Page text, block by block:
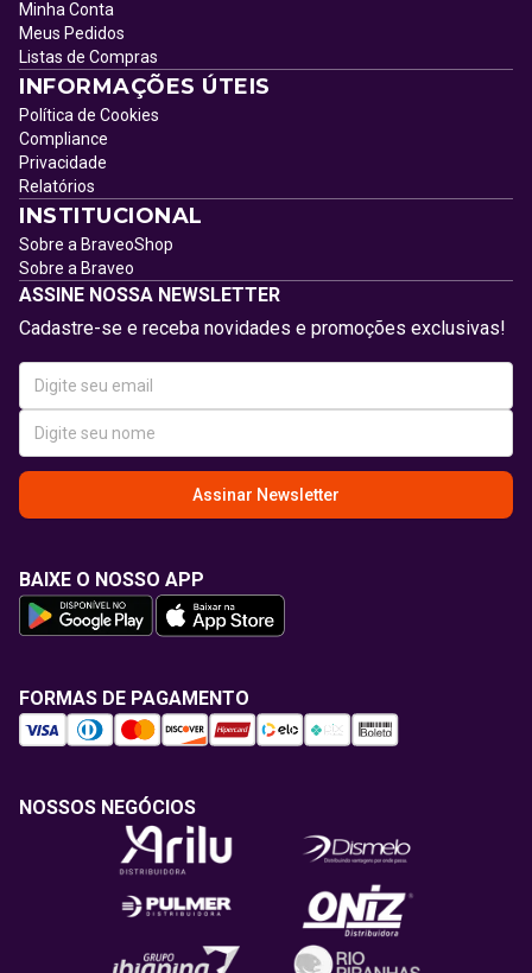
Minha Conta
Meus Pedidos
Listas de Compras
INFORMAÇÕES ÚTEIS
Política de Cookies
Compliance
Privacidade
Relatórios
INSTITUCIONAL
Sobre a BraveoShop
Sobre a Braveo
ASSINE NOSSA NEWSLETTER
Cadastre-se e receba novidades e promoções exclusivas!
Assinar Newsletter
BAIXE O NOSSO APP
FORMAS DE PAGAMENTO
NOSSOS NEGÓCIOS